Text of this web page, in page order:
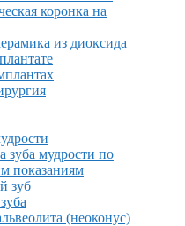
коронка на
из диоксида
зуба мудрости по
показаниям
зуб
(неоконус)